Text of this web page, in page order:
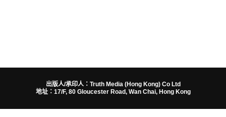
出版人/承印人：Truth Media (Hong Kong) Co Ltd
地址：17/F, 80 Gloucester Road, Wan Chai, Hong Kong